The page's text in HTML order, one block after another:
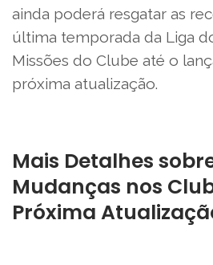
ainda poderá resgatar as
última temporada da Liga
Missões do Clube até o
próxima atualização.
Mais Detalhes
Mudanças nos
Próxima